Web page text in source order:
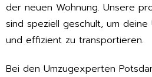
der neuen Wohnung. Unsere
sind speziell geschult, um
und effizient zu transportieren.
Bei den Umzugexperten